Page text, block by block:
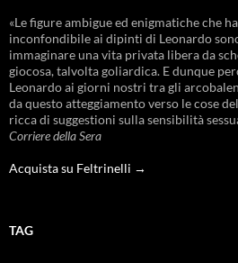
«Le figure ambigue ed enigmatiche che
inconfondibile ai dipinti di Leonardo
immaginare una vita privata libera da
giocosa, talvolta goliardica. E dunque
Leonardo ai giorni nostri tra gli
da questo atteggiamento verso le cose
ricca di suggestioni sulla sensibilità
Corriere della Sera
Acquista su Feltrinelli →
TAG